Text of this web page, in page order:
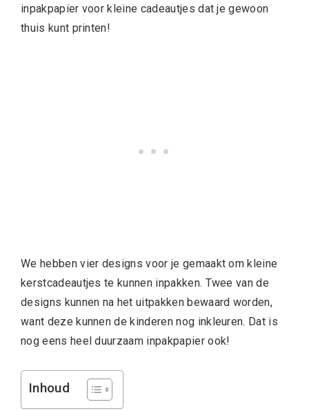
inpakpapier voor kleine cadeautjes dat je gewoon
thuis kunt printen!
We hebben vier designs voor je gemaakt om kleine
kerstcadeautjes te kunnen inpakken. Twee van de
designs kunnen na het uitpakken bewaard worden,
want deze kunnen de kinderen nog inkleuren. Dat is
nog eens heel duurzaam inpakpapier ook!
Inhoud